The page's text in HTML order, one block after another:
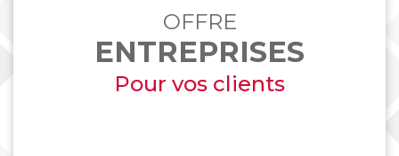
OFFRE
ENTREPRISES
Pour vos clients